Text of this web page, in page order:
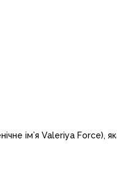
ім’я Valeriya Force),